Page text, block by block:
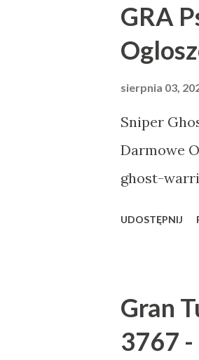
GRA
sierpnia 03,
Sniper
Darmowe
ghost-
UDOSTĘPNIJ
Gran
3767